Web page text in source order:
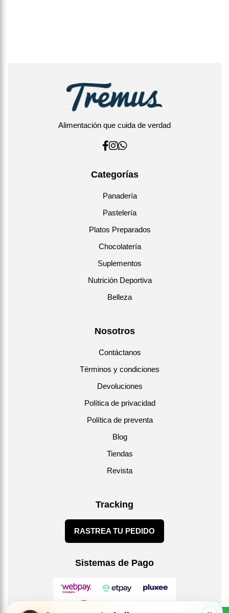
Alimentación que cuida de verdad
Categorías
Panadería
Pastelería
Platos Preparados
Chocolatería
Suplementos
Nutrición Deportiva
Belleza
Nosotros
Contáctanos
Términos y condiciones
Devoluciones
Política de privacidad
Política de preventa
Blog
Tiendas
Revista
Tracking
RASTREA TU PEDIDO
Sistemas de Pago